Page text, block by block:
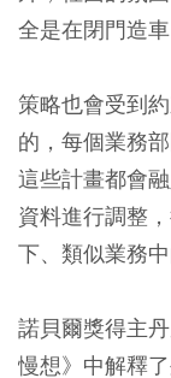
全是在閉門造車
策略也會受到
的，每個業務
這些計畫都會
資料進行調整
下、類似業務中
諾貝爾獎得主
慢想》中解釋